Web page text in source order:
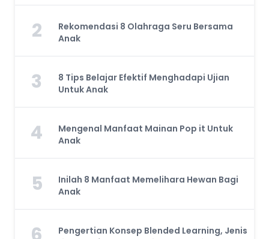
2
Rekomendasi 8 Olahraga Seru Bersama
Anak
3
8 Tips Belajar Efektif Menghadapi Ujian
Untuk Anak
4
Mengenal Manfaat Mainan Pop it Untuk
Anak
5
Inilah 8 Manfaat Memelihara Hewan Bagi
Anak
Pengertian Konsep Blended Learning, Jenis